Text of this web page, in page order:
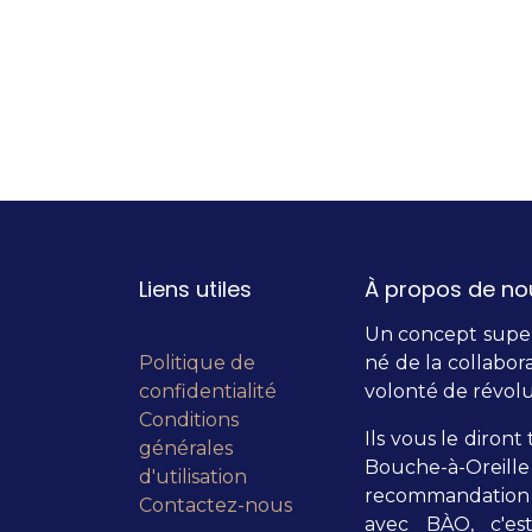
Liens utiles
Politique de
confidentialité
Conditions
générales
d'utilisation
Contactez-nous
À propos de
Un concept
né de la
volonté de
Ils vous le
Bouche-à-
avec BÀO,